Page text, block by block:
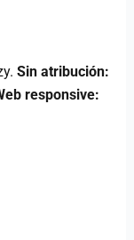
Sin atribución:
responsive: